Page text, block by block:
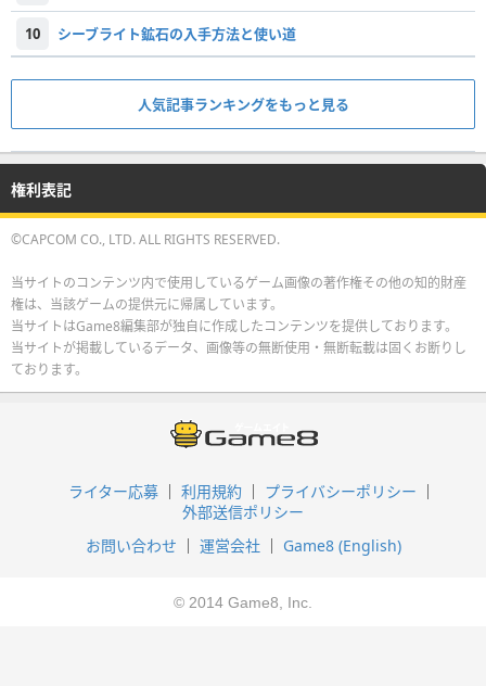
10 シーブライト鉱石の入手方法と使い道
人気記事ランキングをもっと見る
権利表記
©CAPCOM CO., LTD. ALL RIGHTS RESERVED.
当サイトのコンテンツ内で使用しているゲーム画像の著作権その他の知的財産
権は、当該ゲームの提供元に帰属しています。
当サイトはGame8編集部が独自に作成したコンテンツを提供しております。
当サイトが掲載しているデータ、画像等の無断使用・無断転載は固くお断りし
ております。
ライター応募 利用規約
プライバシーポリシー
外部送信ポリシー
お問い合わせ
運営会社 Game8 (English)
© 2014 Game8, Inc.